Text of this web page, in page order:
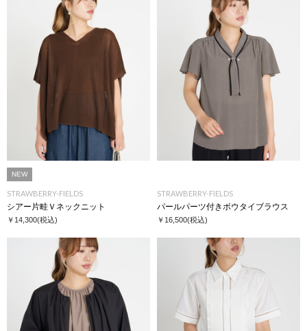
NEW
STRAWBERRY-FIELDS
シアー片畦Ｖネックニット
￥14,300(税込)
STRAWBERRY-FIELDS
パールパーツ付きボウタイブラウス
￥16,500(税込)